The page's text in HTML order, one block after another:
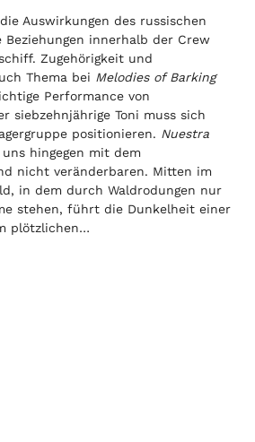
Auswirkungen des russischen
Beziehungen innerhalb der Crew
Zugehörigkeit und
Thema bei Melodies of Barking
Performance von
siebzehnjährige Toni muss sich
positionieren. Nuestra
hingegen mit dem
nicht veränderbaren. Mitten im
in dem durch Waldrodungen nur
stehen, führt die Dunkelheit einer
plötzlichen…